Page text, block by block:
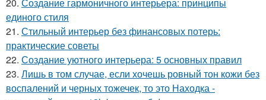
20. Создание гармоничного интерьера: принципы
единого стиля
21. Стильный интерьер без финансовых потерь:
практические советы
22. Создание уютного интерьера: 5 основных правил
23. Лишь в том случае, если хочешь ровный тон кожи без
воспалений и черных тожечек, то это Находка -